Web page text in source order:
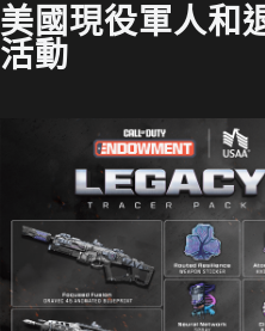
美國現役軍人和
活動